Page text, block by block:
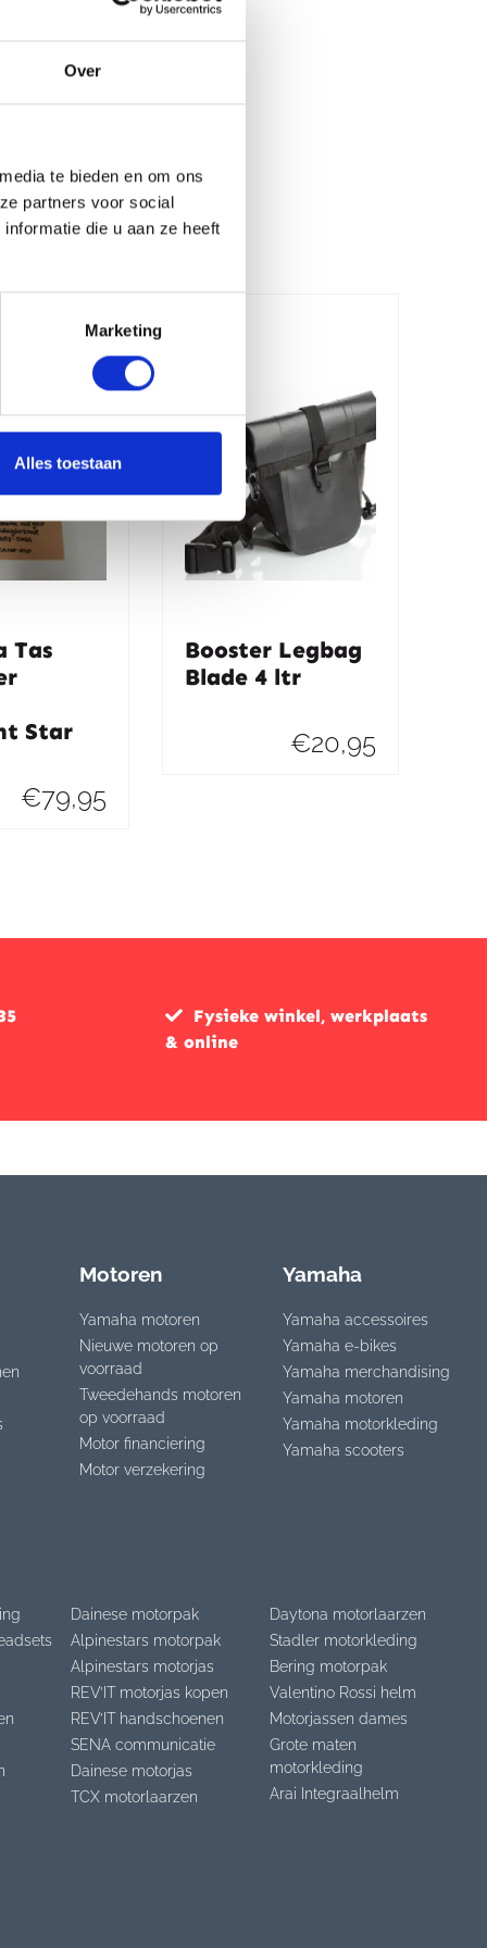
Over
te bieden en om ons
partners voor social
die u aan ze heeft
Marketing
Alles toestaan
Tas
Star
€79,95
Booster Legbag
Blade 4 ltr
€20,95
Fysieke winkel, werkplaats
& online
Motoren
Yamaha motoren
Nieuwe motoren op
voorraad
Tweedehands motoren
op voorraad
Motor financiering
Motor verzekering
Yamaha
Yamaha accessoires
Yamaha e-bikes
Yamaha merchandising
Yamaha motoren
Yamaha motorkleding
Yamaha scooters
Dainese motorpak
Alpinestars motorpak
Alpinestars motorjas
REV’IT motorjas kopen
REV’IT handschoenen
SENA communicatie
Dainese motorjas
TCX motorlaarzen
Daytona motorlaarzen
Stadler motorkleding
Bering motorpak
Valentino Rossi helm
Motorjassen dames
Grote maten
motorkleding
Arai Integraalhelm